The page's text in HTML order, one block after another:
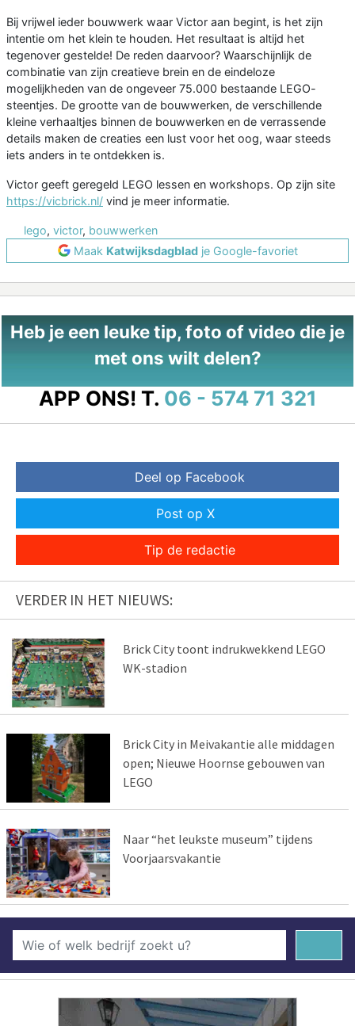
Bij vrijwel ieder bouwwerk waar Victor aan begint, is het zijn
intentie om het klein te houden. Het resultaat is altijd het
tegenover gestelde! De reden daarvoor? Waarschijnlijk de
combinatie van zijn creatieve brein en de eindeloze
mogelijkheden van de ongeveer 75.000 bestaande LEGO-
steentjes. De grootte van de bouwwerken, de verschillende
kleine verhaaltjes binnen de bouwwerken en de verrassende
details maken de creaties een lust voor het oog, waar steeds
iets anders in te ontdekken is.
Victor geeft geregeld LEGO lessen en workshops. Op zijn site
https://vicbrick.nl/ vind je meer informatie.
lego, victor, bouwwerken
Maak Katwijksdagbladje Google-favoriet
Heb je een leuke tip, foto of video die je
met ons wilt delen?
APP ONS! T. 06 - 574 71 321
Deel op Facebook
Post op X
Tip de redactie
VERDER IN HET NIEUWS:
Brick City toont indrukwekkend LEGO
WK-stadion
Brick City in Meivakantie alle middagen
open; Nieuwe Hoornse gebouwen van
LEGO
Naar “het leukste museum” tijdens
Voorjaarsvakantie